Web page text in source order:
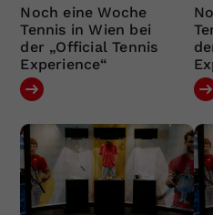
Noch eine Woche
Tennis in Wien bei
der „Official Tennis
Experience“